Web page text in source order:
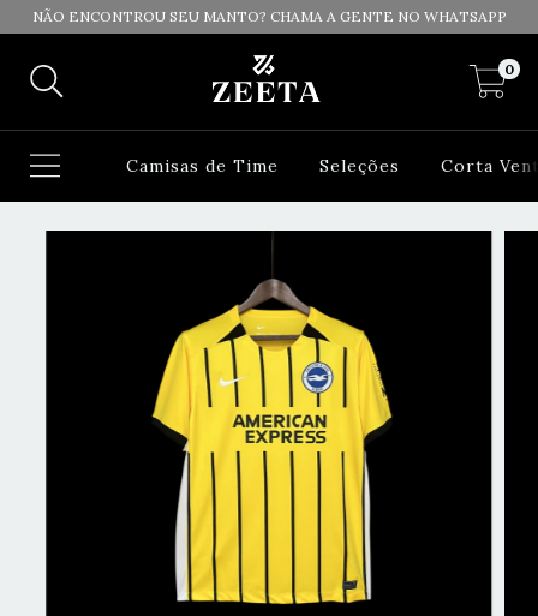
NÃO ENCONTROU SEU MANTO? CHAMA A GENTE NO WHATSAPP
0
Camisas de Time Seleções Corta